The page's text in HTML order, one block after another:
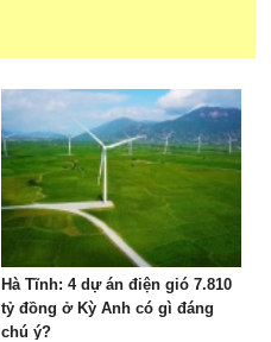
Hà Tĩnh: 4 dự án điện gió 7.810
tỷ đồng ở Kỳ Anh có gì đáng
chú ý?